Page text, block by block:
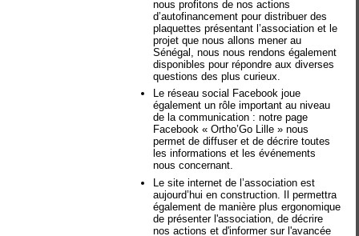
nous profitons de nos actions
d’autofinancement pour distribuer des
plaquettes présentant l’association et le
projet que nous allons mener au
Sénégal, nous nous rendons également
disponibles pour répondre aux diverses
questions des plus curieux.
Le réseau social Facebook joue
également un rôle important au niveau
de la communication : notre page
Facebook « Ortho’Go Lille » nous
permet de diffuser et de décrire toutes
les informations et les événements
nous concernant.
Le site internet de l’association est
aujourd’hui en construction. Il permettra
également de manière plus ergonomique
de présenter l'association, de décrire
nos actions et d'informer sur l'avancée